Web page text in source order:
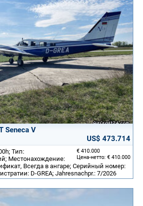
Seneca V
US$ 473.714
€ 410.000
Цена-нетто: € 410.000
Тип:
Местонахождение:
Всегда в ангаре; Серийный номер:
D-GREA; Jahresnachpr.: 7/2026